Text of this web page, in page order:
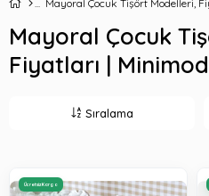
Mayoral Çocuk Tişört Modelleri,
Mayoral Çocuk
Fiyatları |
Sıralama
Ücretsiz Kargo